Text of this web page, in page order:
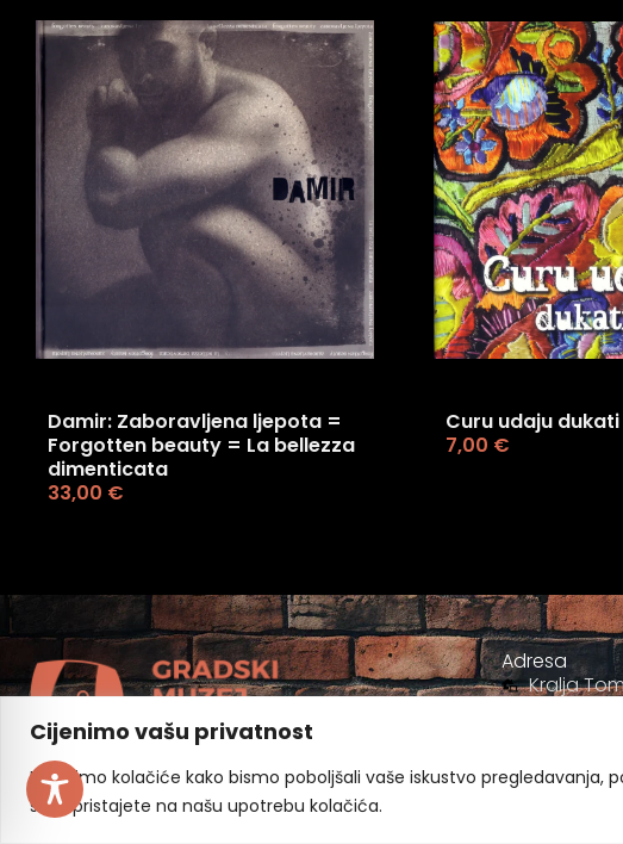
Cijenimo vašu privatnost
Koristimo kolačiće kako bismo poboljšali vaše iskustvo pregledavanja,
sve", pristajete na našu upotrebu kolačića.
Damir: Zaboravljena ljepota =
Forgotten beauty = La bellezza
dimenticata
33,00 €
Curu udaju
7,00 €
Adresa
Kralja